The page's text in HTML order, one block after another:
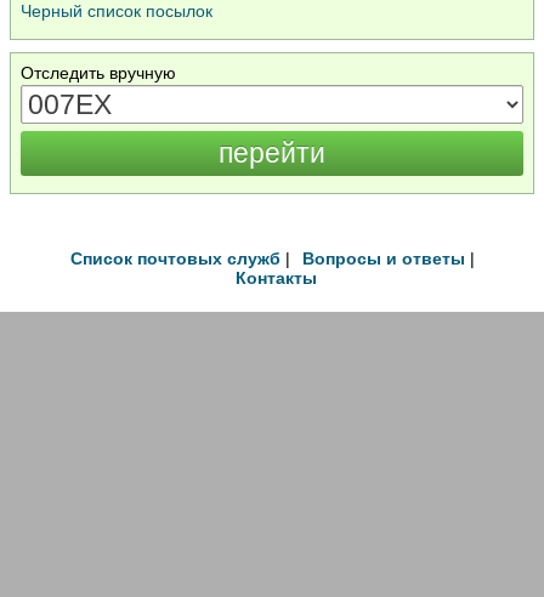
Черный список посылок
Отследить вручную
Список почтовых служб | Вопросы и ответы |
Контакты